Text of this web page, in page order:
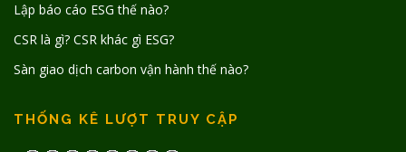
Lập báo cáo ESG thế nào?
CSR là gì? CSR khác gì ESG?
Sàn giao dịch carbon vận hành thế nào?
THỐNG KÊ LƯỢT TRUY CẬP